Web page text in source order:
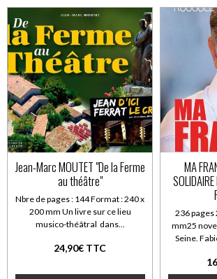
Jean-Marc MOUTET "De la Ferme
au théâtre"
Nbre de pages : 144 Format : 240 x
200 mm Un livre sur ce lieu
musico-théâtral dans...
24,90€ TTC
MA
236 pages
mm25
Seine.